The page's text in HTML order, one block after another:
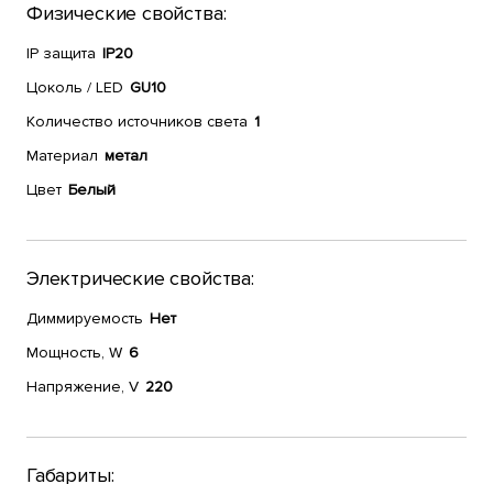
Физические свойства:
IP защита IP20
Цоколь / LED GU10
Количество источников света 1
Материал метал
Цвет Белый
Электрические свойства:
Диммируемость Нет
Мощность, W 6
Напряжение, V 220
Габариты: